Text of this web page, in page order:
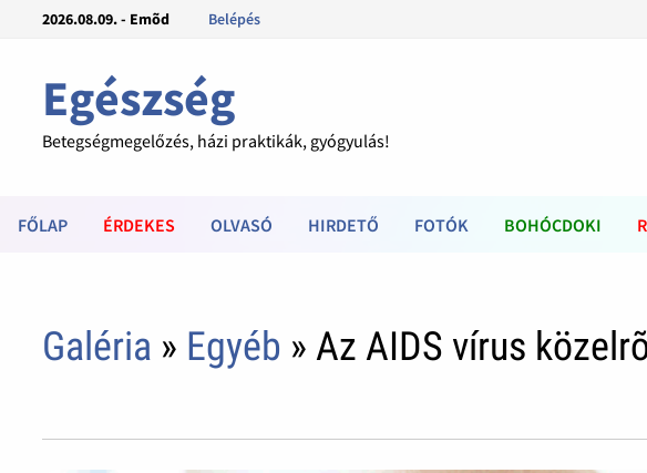
2026.08.09. - Emõd Belépés
Egészség
Betegségmegelőzés, házi praktikák, gyógyulás!
FŐLAP ÉRDEKES OLVASÓ HIRDETŐ FOTÓK BOHÓCDOKI
Galéria » Egyéb » Az AIDS vírus